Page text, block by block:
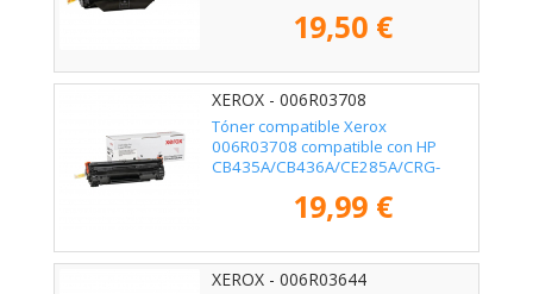
19,50 €
XEROX - 006R03708
Tóner compatible Xerox
006R03708 compatible con HP
CB435A/CB436A/CE285A/CRG-
19,99 €
XEROX - 006R03644